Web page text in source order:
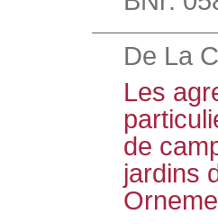
De La
Les
de
jardins